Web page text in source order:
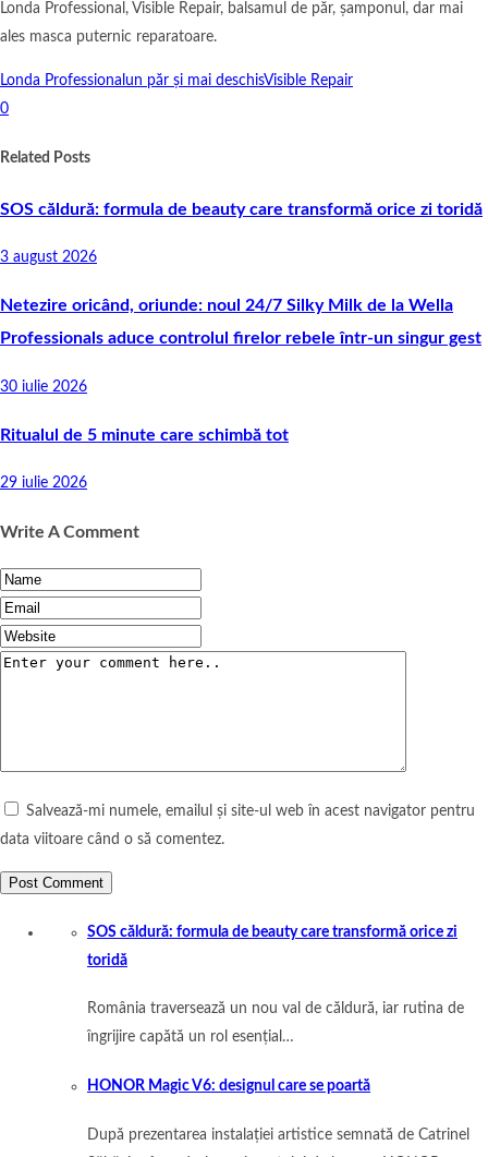
Londa Professional, Visible Repair, balsamul de păr, șamponul, dar mai
ales masca puternic reparatoare.
Londa Professional un păr și mai deschisVisible Repair
0
Related Posts
SOS căldură: formula de beauty care transformă orice zi toridă
3 august 2026
Netezire oricând, oriunde: noul 24/7 Silky Milk de la Wella
Professionals aduce controlul firelor rebele într-un singur gest
30 iulie 2026
Ritualul de 5 minute care schimbă tot
29 iulie 2026
Write A Comment
Salvează-mi numele, emailul și site-ul web în acest navigator pentru
data viitoare când o să comentez.
SOS căldură: formula de beauty care transformă orice zi
toridă
România traversează un nou val de căldură, iar rutina de
îngrijire capătă un rol esențial…
HONOR Magic V6: designul care se poartă
După prezentarea instalației artistice semnată de Catrinel